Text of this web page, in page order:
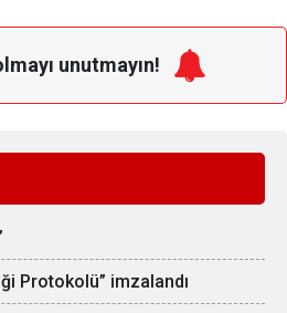
unutmayın!
Protokolü” imzalandı